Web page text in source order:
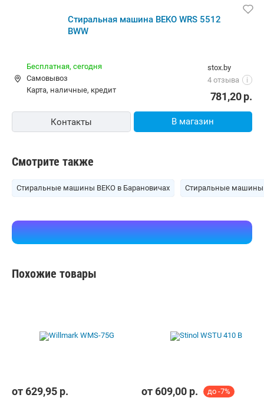
Стиральная машина BEKO WRS 5512
BWW
stox.by
4 отзыва
i
Бесплатная, сегодня
Самовывоз
карта, наличные, кредит
781,20р.
Контакты В магазин
Смотрите также
Стиральные машины BEKO в Барановичах Стиральные машины
Похожие товары
от629,95 р. от609,00 р. до -7%